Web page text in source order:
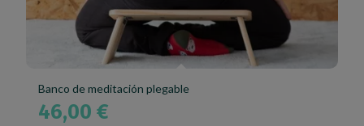
Banco de meditación plegable
46,00€